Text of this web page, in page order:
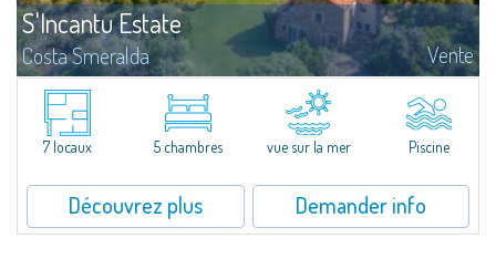
S'Incantu Estate
Costa Smeralda Vente
Superbe villa au style typique de la Gallura, caractérisant toutes les plus
belles demeures de la Costa Smeralda.Sur les vertes collines de San
Pantaleo, position exceptionnelle et discrète, Villa Aglentina jouit d'une...
7 locaux 5 chambres vue sur la mer Piscine
Découvrez plus Demander info